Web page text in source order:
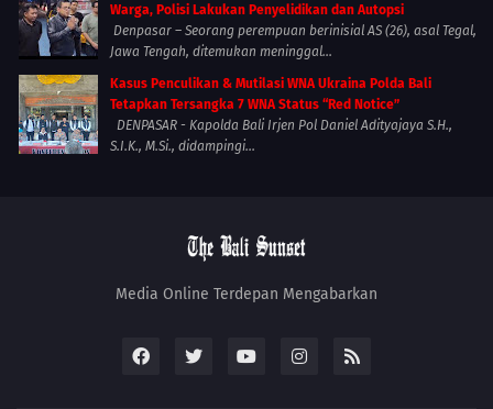
Warga, Polisi Lakukan Penyelidikan dan Autopsi
Denpasar – Seorang perempuan berinisial AS (26), asal Tegal,
Jawa Tengah, ditemukan meninggal...
Kasus Penculikan & Mutilasi WNA Ukraina Polda Bali
Tetapkan Tersangka 7 WNA Status “Red Notice”
DENPASAR - Kapolda Bali Irjen Pol Daniel Adityajaya S.H.,
S.I.K., M.Si., didampingi...
Media Online Terdepan Mengabarkan